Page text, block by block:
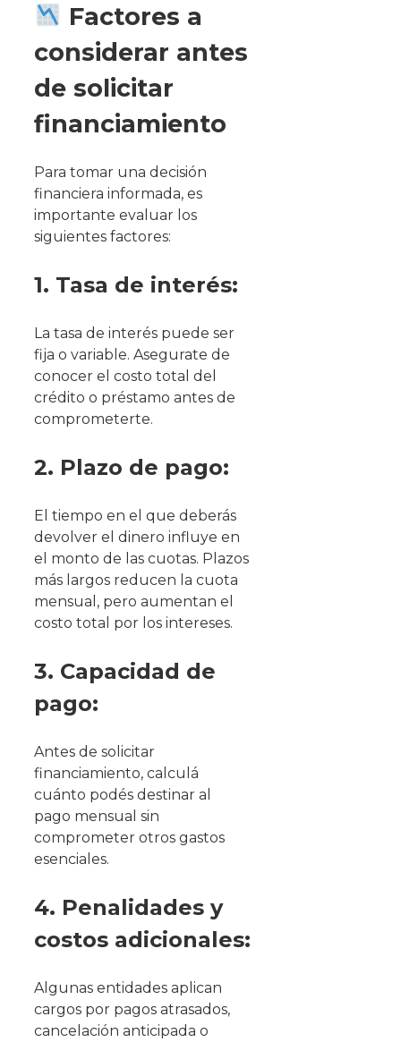
Factores a
considerar antes
de solicitar
financiamiento
Para tomar una decisión
financiera informada, es
importante evaluar los
siguientes factores:
1. Tasa de interés:
La tasa de interés puede ser
fija o variable. Asegurate de
conocer el costo total del
crédito o préstamo antes de
comprometerte.
2. Plazo de pago:
El tiempo en el que deberás
devolver el dinero influye en
el monto de las cuotas. Plazos
más largos reducen la cuota
mensual, pero aumentan el
costo total por los intereses.
3. Capacidad de
pago:
Antes de solicitar
financiamiento, calculá
cuánto podés destinar al
pago mensual sin
comprometer otros gastos
esenciales.
4. Penalidades y
costos adicionales:
Algunas entidades aplican
cargos por pagos atrasados,
cancelación anticipada o